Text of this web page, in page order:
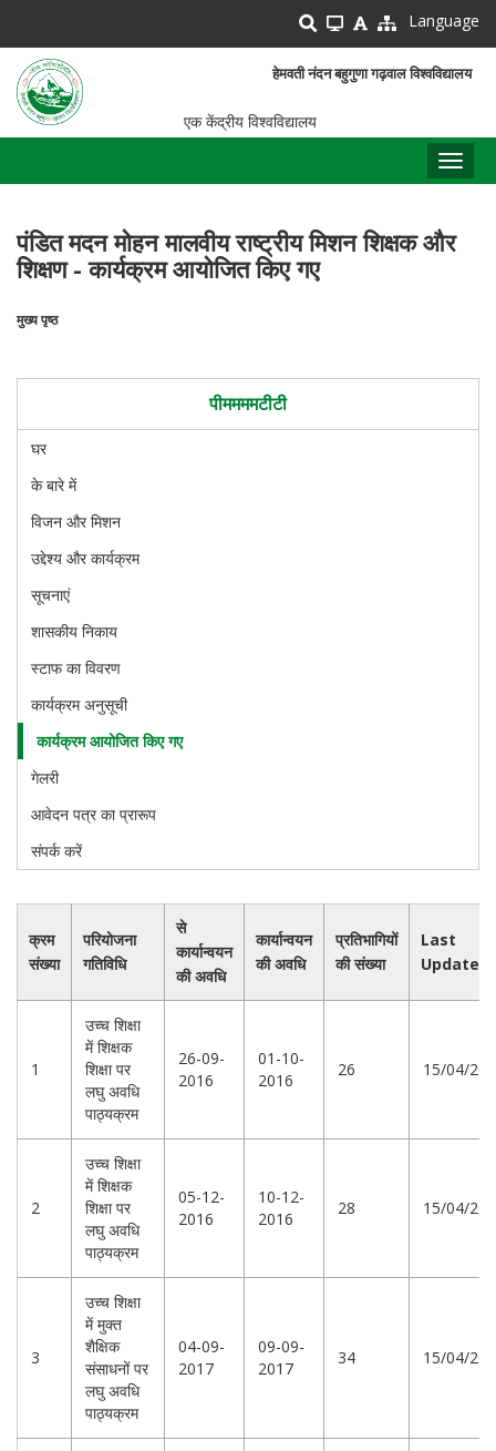
main
content
Language
हेमवती नंदन बहुगुणा गढ़वाल विश्वविद्यालय
एक केंद्रीय विश्वविद्यालय
पंडित मदन मोहन मालवीय राष्ट्रीय मिशन शिक्षक और
शिक्षण - कार्यक्रम आयोजित किए गए
मुख्य पृष्ठ
पीममममटीटी
घर
के बारे में
विजन और मिशन
उद्देश्य और कार्यक्रम
सूचनाएं
शासकीय निकाय
स्टाफ का विवरण
कार्यक्रम अनुसूची
कार्यक्रम आयोजित किए गए
गेलरी
आवेदन पत्र का प्रारूप
संपर्क करें
क्रम
संख्या
परियोजना
गतिविधि
से
कार्यान्वयन
की अवधि
कार्यान्वयन
की अवधि
प्रतिभागियों
की संख्या
Last
Updated
1
उच्च शिक्षा
में शिक्षक
शिक्षा पर
लघु अवधि
पाठ्यक्रम
26-09-
2016
01-10-
2016
26 15/04/
2
उच्च शिक्षा
में शिक्षक
शिक्षा पर
लघु अवधि
पाठ्यक्रम
05-12-
2016
10-12-
2016
28 15/04/
3
उच्च शिक्षा
में मुक्त
शैक्षिक
संसाधनों पर
लघु अवधि
पाठ्यक्रम
04-09-
2017
09-09-
2017
34 15/04/